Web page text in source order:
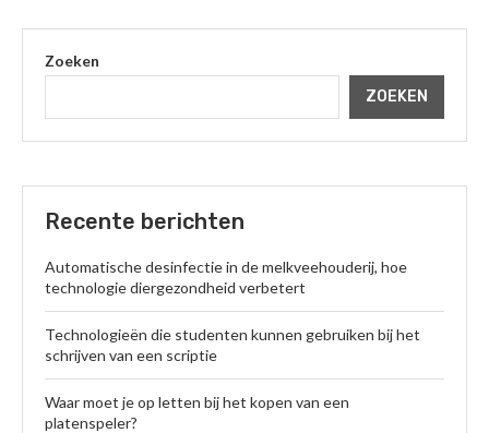
Zoeken
ZOEKEN
Recente berichten
Automatische desinfectie in de melkveehouderij, hoe
technologie diergezondheid verbetert
Technologieën die studenten kunnen gebruiken bij het
schrijven van een scriptie
Waar moet je op letten bij het kopen van een
platenspeler?